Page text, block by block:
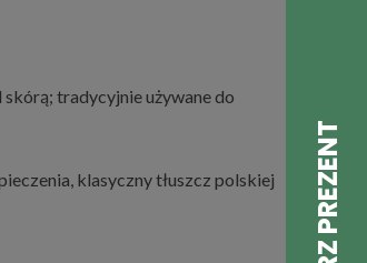
tradycyjnie używane do
klasyczny tłuszcz polskiej